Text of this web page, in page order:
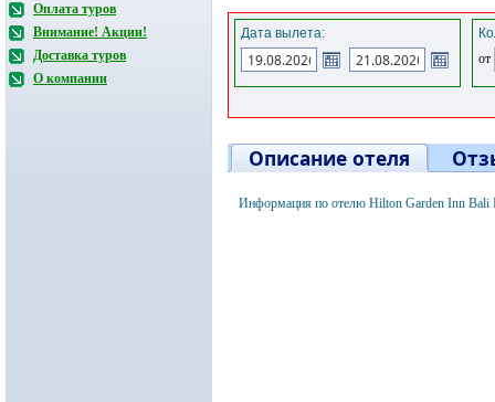
Оплата туров
Внимание! Акции!
Доставка туров
О компании
Дата вылета:
от
Описание отеля
Информация по отелю Hilton Garden Inn Bali